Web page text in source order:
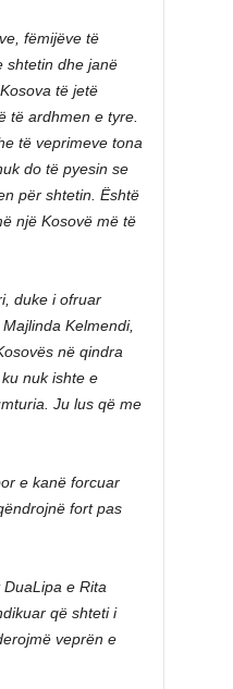
fëmijëve të
shtetin dhe janë
të jetë
të ardhmen e tyre.
të veprimeve tona
do të pyesin se
për shtetin. Është
një Kosovë më të
duke i ofruar
Kelmendi,
në qindra
nuk ishte e
Ju lus që me
e kanë forcuar
fort pas
e Rita
që shteti i
veprën e